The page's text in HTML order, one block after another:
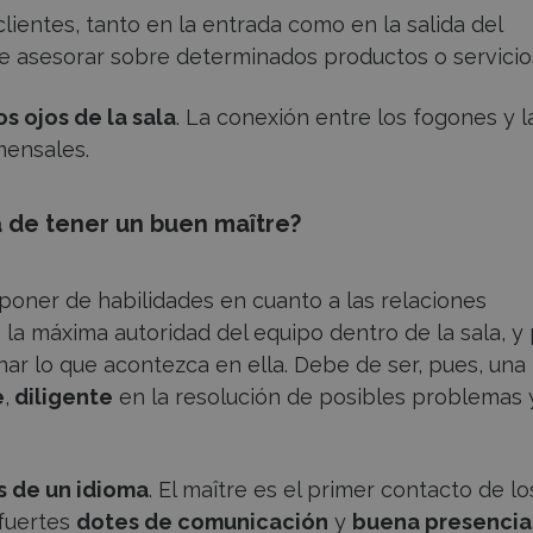
tanto en la entrada como en la salida del
asesorar sobre determinados productos o
ojos de la sala. La conexión entre los fogones y
tener un buen maître?
de habilidades en cuanto a las relaciones
la máxima autoridad del equipo dentro de la sala, y
lo que acontezca en ella. Debe de ser, pues, una
, diligente en la resolución de posibles problemas
de un idioma. El maître es el primer contacto de
dotes de comunicación y buena presencia